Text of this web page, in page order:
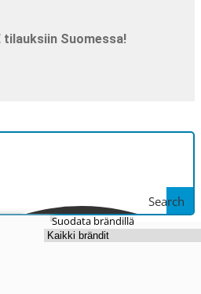
tilauksiin Suomessa!
Search
Suodata brändillä